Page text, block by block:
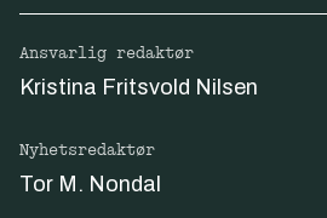
Ansvarlig redaktør
Kristina Fritsvold Nilsen
Nyhetsredaktør
Tor M. Nondal